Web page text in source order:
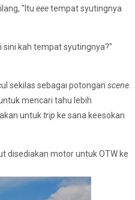
"Itu eeetempat syutingnya
sini kah tempat syutingnya?"
sekilas sebagai potongan scene.
mencari tahu lebih
untuktrip ke sana keesokan
disediakan motor untuk OTW ke